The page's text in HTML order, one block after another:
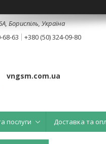
Бориспіль, Україна
68-63
+380 (50) 324-09-80
vngsm.com.ua
послуги Доставка та